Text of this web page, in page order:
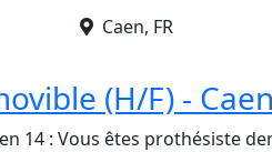
Caen, FR
(H/F) -
14 : Vous êtes prothésiste